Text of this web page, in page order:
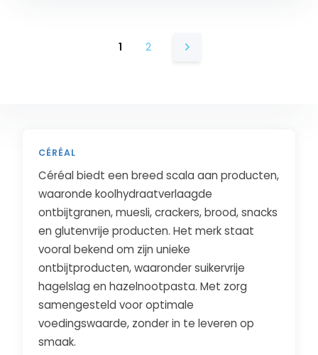
1 2
CÉRÉAL
Céréal biedt een breed scala aan producten,
waaronde koolhydraatverlaagde
ontbijtgranen, muesli, crackers, brood, snacks
en glutenvrije producten. Het merk staat
vooral bekend om zijn unieke
ontbijtproducten, waaronder suikervrije
hagelslag en hazelnootpasta. Met zorg
samengesteld voor optimale
voedingswaarde, zonder in te leveren op
smaak.